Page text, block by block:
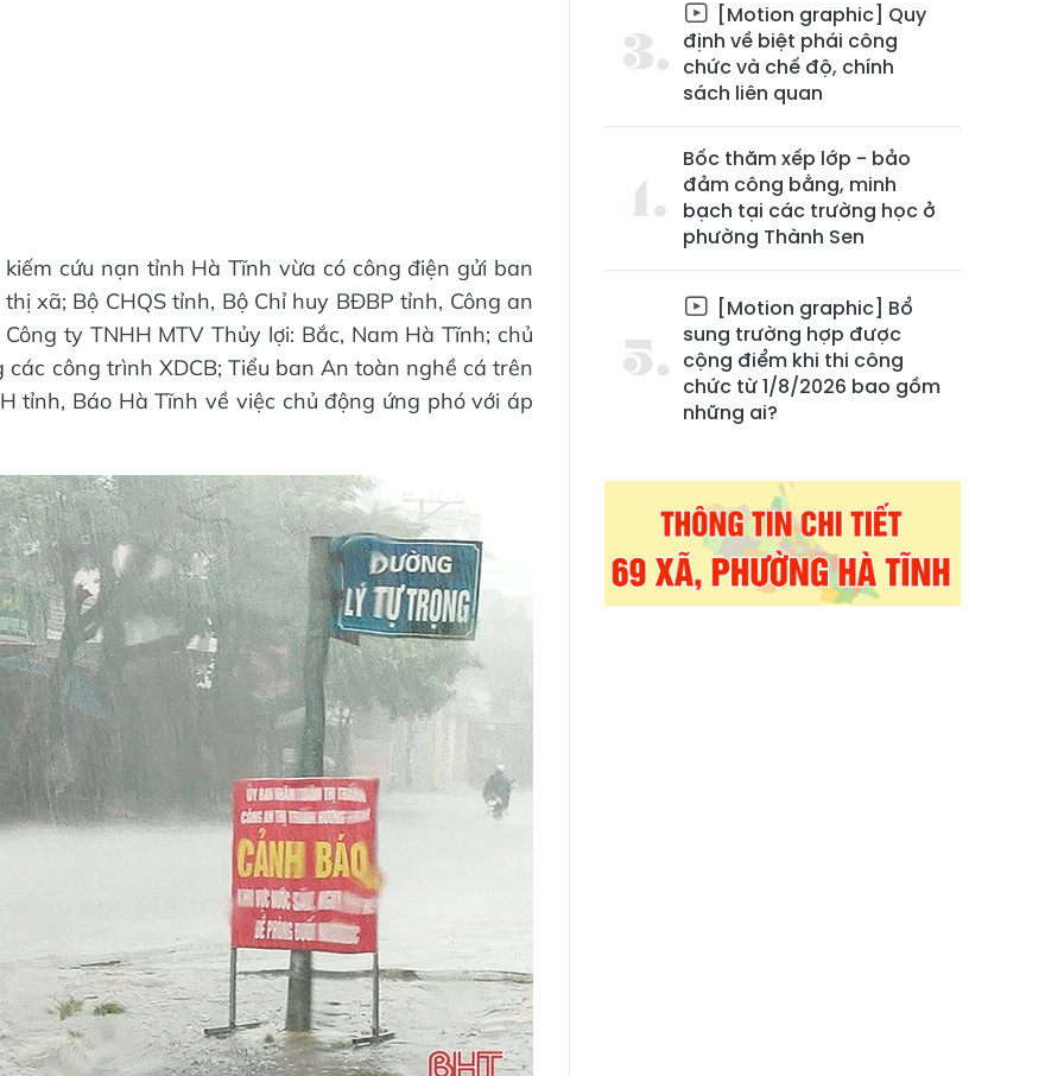
cứu nạn tỉnh Hà Tĩnh vừa có công điện gửi ban
xã; Bộ CHQS tỉnh, Bộ Chỉ huy BĐBP tỉnh, Công an
ty TNHH MTV Thủy lợi: Bắc, Nam Hà Tĩnh; chủ
công trình XDCB; Tiểu ban An toàn nghề cá trên
tỉnh, Báo Hà Tĩnh về việc chủ động ứng phó với áp
[Motion graphic] Quy
định về biệt phái công
chức và chế độ, chính
sách liên quan
Bốc thăm xếp lớp - bảo
đảm công bằng, minh
bạch tại các trường học ở
phường Thành Sen
[Motion graphic] Bổ
sung trường hợp được
cộng điểm khi thi công
chức từ 1/8/2026 bao gồm
những ai?